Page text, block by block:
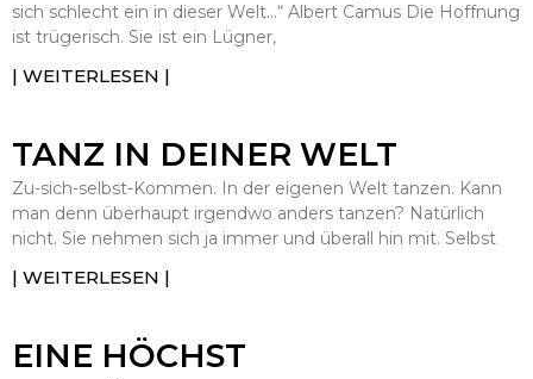
sich schlecht ein in dieser Welt…“ Albert Camus Die Hoffnung
ist trügerisch. Sie ist ein Lügner,
| WEITERLESEN |
TANZ IN DEINER WELT
Zu-sich-selbst-Kommen. In der eigenen Welt tanzen. Kann
man denn überhaupt irgendwo anders tanzen? Natürlich
nicht. Sie nehmen sich ja immer und überall hin mit. Selbst
| WEITERLESEN |
EINE HÖCHST